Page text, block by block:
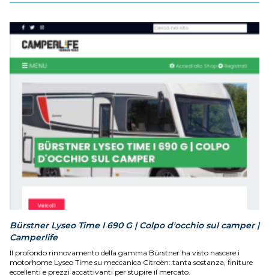
Bürstner Lyseo Time I 690 G | Colpo d'occhio sul camper |
Camperlife
Il profondo rinnovamento della gamma Bürstner ha visto nascere i
motorhome Lyseo Time su meccanica Citroën: tanta sostanza, finiture
eccellenti e prezzi accattivanti per stupire il mercato.